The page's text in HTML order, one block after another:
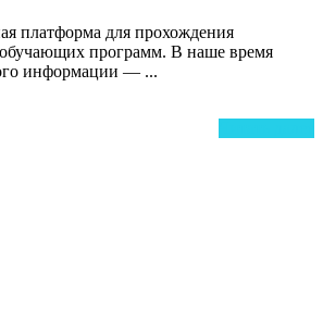
платформа для прохождения
программ. В наше время
информации — ...